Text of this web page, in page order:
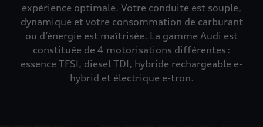
expérience optimale. Votre conduite est souple,
dynamique et votre consommation de carburant
ou d’énergie est maîtrisée. La gamme Audi est
constituée de 4 motorisations différentes :
essence TFSI, diesel TDI, hybride rechargeable e-
hybrid et électrique e-tron.